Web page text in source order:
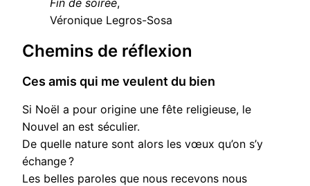
Fin de soirée,
Véronique Legros-Sosa
Chemins de réflexion
Ces amis qui me veulent du bien
Si Noël a pour origine une fête religieuse, le
Nouvel an est séculier.
De quelle nature sont alors les vœux qu’on s’y
échange ?
Les belles paroles que nous recevons nous